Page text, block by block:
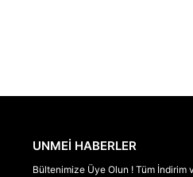
UNMEİ HABERLER
Bültenimize Üye Olun ! Tüm İndirim